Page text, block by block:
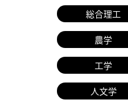
総合理工
農学
工学
人文学